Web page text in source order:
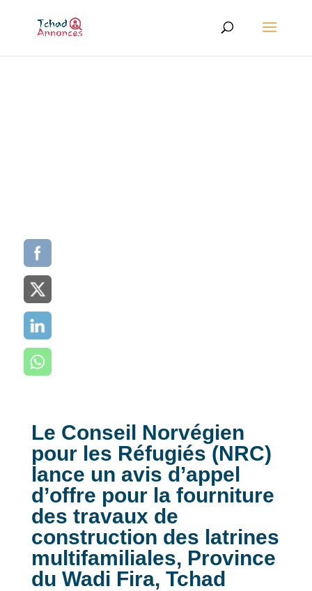
Le Conseil Norvégien
pour les Réfugiés (NRC)
lance un avis d’appel
d’offre pour la fourniture
des travaux de
construction des latrines
multifamiliales, Province
du Wadi Fira, Tchad